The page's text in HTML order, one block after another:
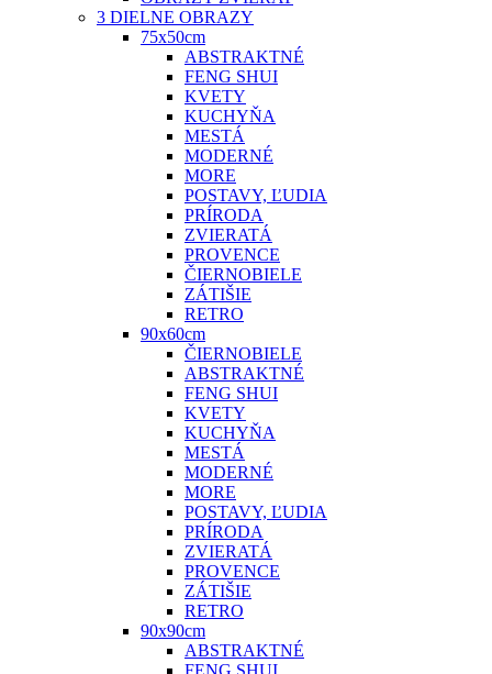
3 DIELNE OBRAZY
75x50cm
ABSTRAKTNÉ
FENG SHUI
KVETY
KUCHYŇA
MESTÁ
MODERNÉ
MORE
POSTAVY, ĽUDIA
PRÍRODA
ZVIERATÁ
PROVENCE
ČIERNOBIELE
ZÁTIŠIE
RETRO
90x60cm
ČIERNOBIELE
ABSTRAKTNÉ
FENG SHUI
KVETY
KUCHYŇA
MESTÁ
MODERNÉ
MORE
POSTAVY, ĽUDIA
PRÍRODA
ZVIERATÁ
PROVENCE
ZÁTIŠIE
RETRO
90x90cm
ABSTRAKTNÉ
FENG SHUI